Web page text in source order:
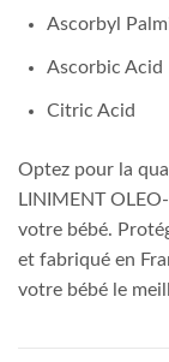
Ascorbyl
Ascorbic Acid
Citric Acid
Optez pour la
LINIMENT
votre bébé.
et fabriqué en
votre bébé le